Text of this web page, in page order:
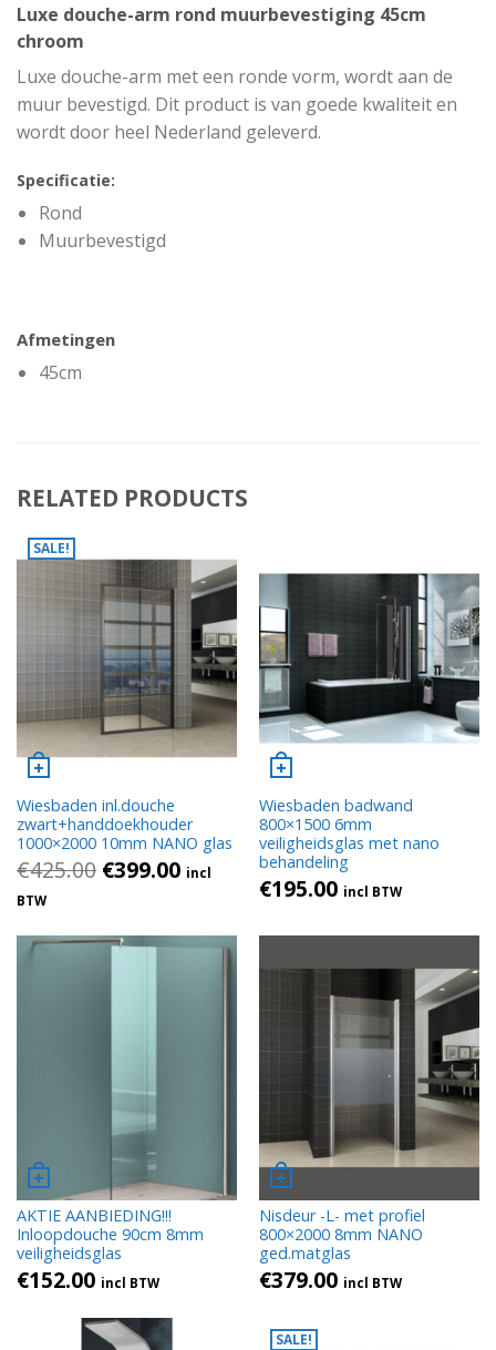
Luxe douche-arm rond muurbevestiging 45cm
chroom
Luxe douche-arm met een ronde vorm, wordt aan de
muur bevestigd. Dit product is van goede kwaliteit en
wordt door heel Nederland geleverd.
Specificatie:
Rond
Muurbevestigd
Afmetingen
45cm
RELATED PRODUCTS
SALE!
Wiesbaden inl.douche
zwart+handdoekhouder
1000×2000 10mm NANO glas
€425.00 €399.00 incl
BTW
Wiesbaden badwand
800×1500 6mm
veiligheidsglas met nano
behandeling
€195.00 incl BTW
AKTIE AANBIEDING!!!
Inloopdouche 90cm 8mm
veiligheidsglas
€152.00 incl BTW
Nisdeur -L- met profiel
800×2000 8mm NANO
ged.matglas
€379.00 incl BTW
SALE!